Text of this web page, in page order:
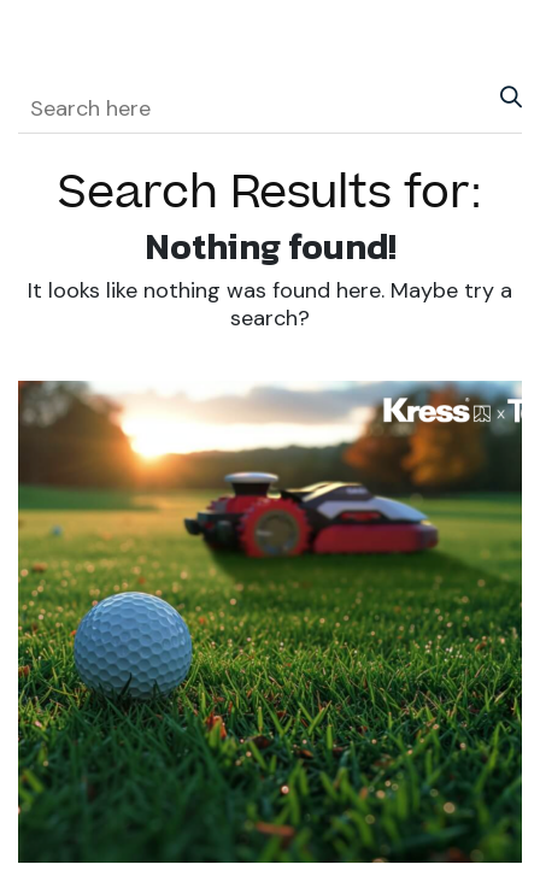
Search Results for:
Nothing found!
It looks like nothing was found here. Maybe try a
search?